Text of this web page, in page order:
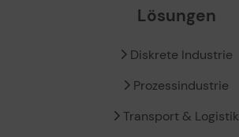
Lösungen
Diskrete Industrie
Prozessindustrie
Transport & Logistik